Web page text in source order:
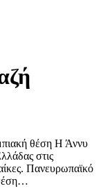
θέση Η Άννυ
στις
Πανευρωπαϊκό